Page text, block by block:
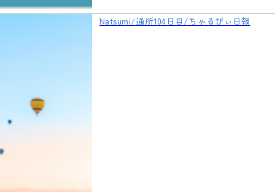
Natsumi/通所104日目/ちゃるびぃ日報